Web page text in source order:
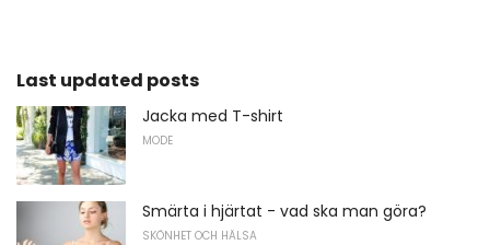
Last updated posts
Jacka med T-shirt
MODE
Smärta i hjärtat - vad ska man göra?
SKÖNHET OCH HÄLSA